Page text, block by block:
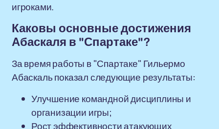
игроками.
Каковы основные достижения
Абаскаля в "Спартаке"?
За время работы в "Спартаке" Гильермо
Абаскаль показал следующие результаты:
Улучшение командной дисциплины и
организации игры;
Рост эффективности атакующих